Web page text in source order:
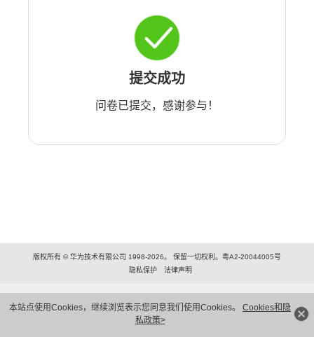
本站点使用Cookies，继续浏览表示您同意我们使用Cookies。 Cookies和隐
私政策>
提交成功
问卷已提交，感谢参与！
版权所有 © 华为技术有限公司 1998-2026。 保留一切权利。粤A2-20044005号
隐私保护
法律声明